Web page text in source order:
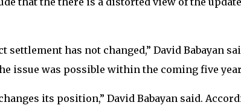
has not changed,” David Babayan
issue was possible within the coming five
its position,” David Babayan said.